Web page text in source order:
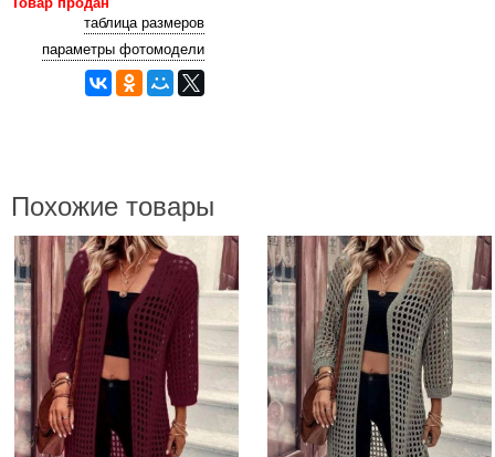
таблица размеров
параметры фотомодели
Похожие товары